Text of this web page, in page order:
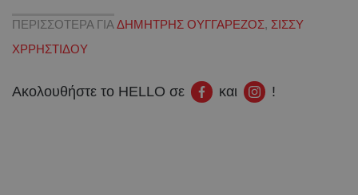
ΠΕΡΙΣΣΟΤΕΡΑ ΓΙΑ ΔΗΜΗΤΡΗΣ ΟΥΓΓΑΡΕΖΟΣ, ΣΙΣΣΥ
ΧΡΡΗΣΤΙΔΟΥ
Ακολουθήστε το HELLO σε και !